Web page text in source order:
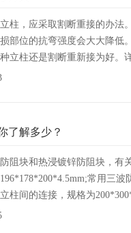
柱，应采取割断重接的办法
部位的抗弯强度会大大降低
立柱还是割断重新接为好
了解多少？
阻块和热浸镀锌防阻块，有
常用三
柱间的连接，规格为